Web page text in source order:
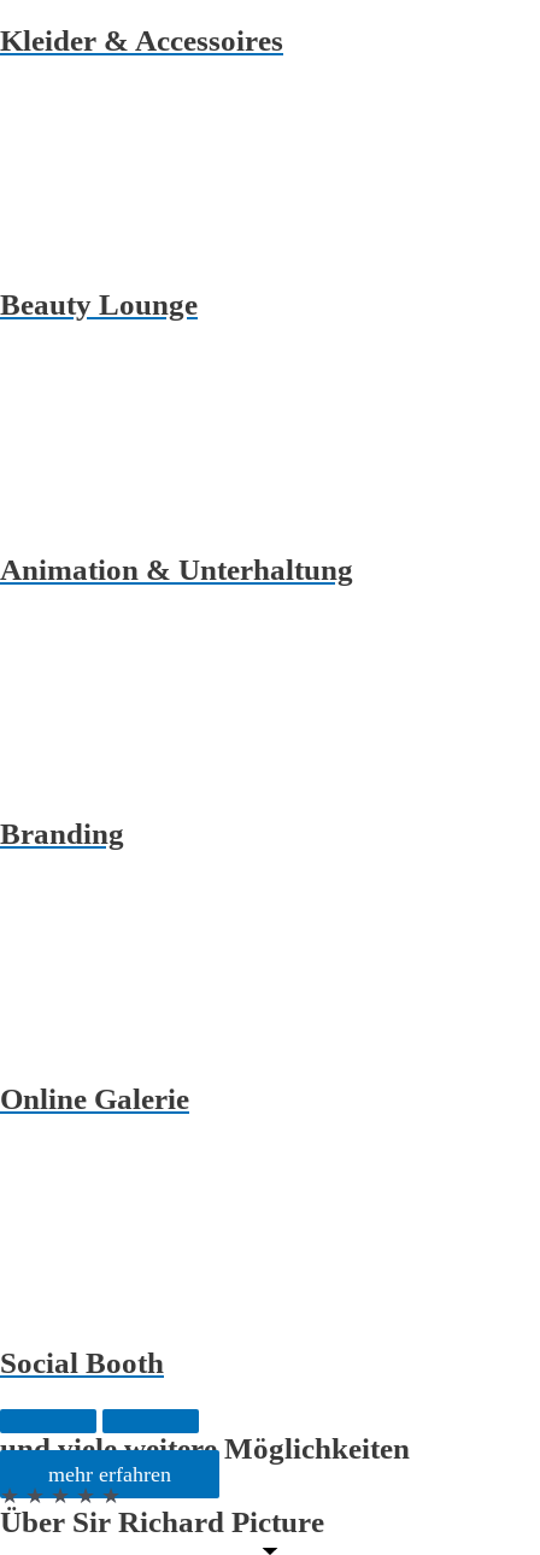
Kleider & Accessoires
Beauty Lounge
Animation & Unterhaltung
Branding
Online Galerie
Social Booth
und viele weitere Möglichkeiten
mehr erfahren
★ ★ ★ ★ ★
Über Sir Richard Picture